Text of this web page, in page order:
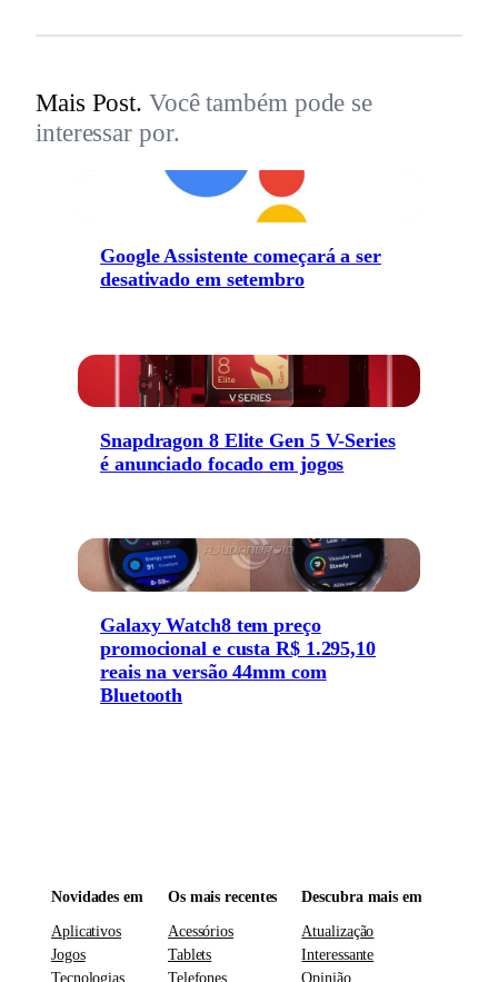
Mais Post. Você também pode se
interessar por.
Google Assistente começará a ser
desativado em setembro
Snapdragon 8 Elite Gen 5 V-Series
é anunciado focado em jogos
Galaxy Watch8 tem preço
promocional e custa R$ 1.295,10
reais na versão 44mm com
Bluetooth
Novidades em
Aplicativos
Jogos
Tecnologias
Os mais recentes
Acessórios
Tablets
Telefones
Descubra mais em
Atualização
Interessante
Opinião